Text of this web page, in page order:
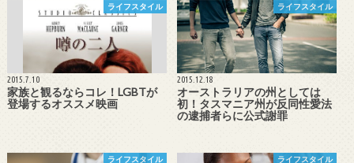
ライフスタイル
2015.7.10
家族と観るならコレ！LGBTが
登場するオススメ映画
ライフスタイル
2015.12.18
オーストラリアの州としては
初！タスマニア州が反同性愛法
の逮捕者らに公式謝罪
ライフスタイル ライフスタイル